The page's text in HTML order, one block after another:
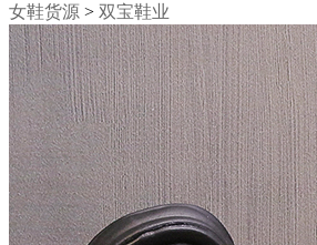
女鞋货源 > 双宝鞋业